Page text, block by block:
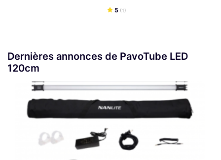
5 (1)
Dernières annonces de PavoTube LED
120cm